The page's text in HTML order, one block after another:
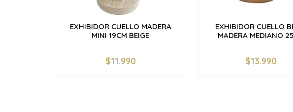
EXHIBIDOR CUELLO MADERA
MINI 19CM BEIGE
+
$11.990
EXHIBIDOR CUELLO
MADERA MEDIANO
+
$13.990